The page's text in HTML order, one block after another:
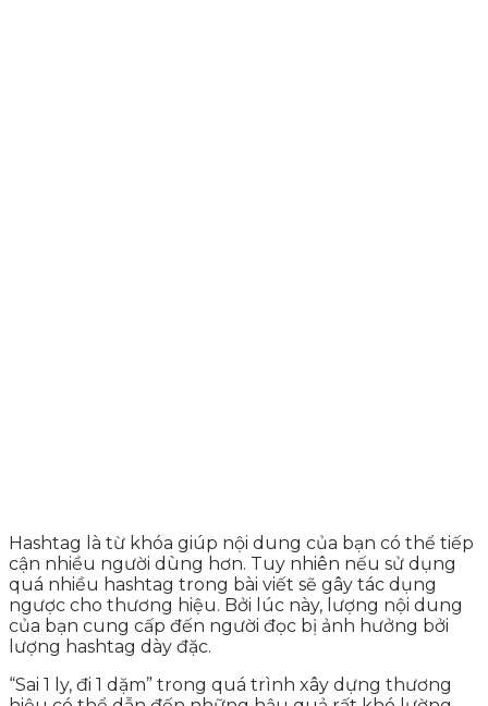
Hashtag là từ khóa giúp nội dung của bạn có thể tiếp
cận nhiều người dùng hơn. Tuy nhiên nếu sử dụng
quá nhiều hashtag trong bài viết sẽ gây tác dụng
ngược cho thương hiệu. Bởi lúc này, lượng nội dung
của bạn cung cấp đến người đọc bị ảnh hưởng bởi
lượng hashtag dày đặc.
“Sai 1 ly, đi 1 dặm” trong quá trình xây dựng thương